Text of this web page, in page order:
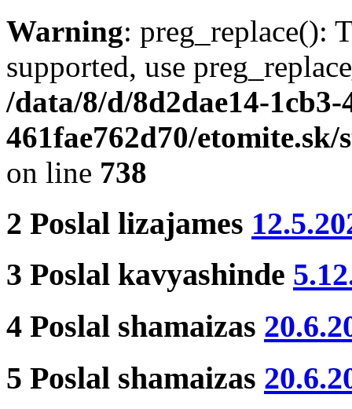
Warning: preg_replace():
supported, use
/data/8/d/8d2dae14-1cb3-
461fae762d70/
on line 738
2 Poslal lizajames
3 Poslal kavyashinde
4 Poslal shamaizas
5 Poslal shamaizas